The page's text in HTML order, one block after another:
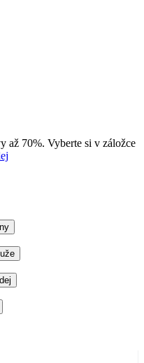
až 70%. Vyberte si v záložce